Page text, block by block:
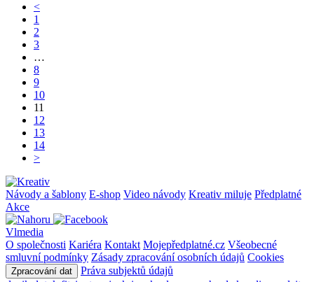
<
1
2
3
…
8
9
10
11
12
13
14
>
Návody a šablony E-shop Video návody Kreativ miluje Předplatné
Akce
Vlmedia
O společnosti Kariéra Kontakt Mojepředplatné.cz Všeobecné
smluvní podmínky Zásady zpracování osobních údajů Cookies
Zpracování dat
Práva subjektů údajů